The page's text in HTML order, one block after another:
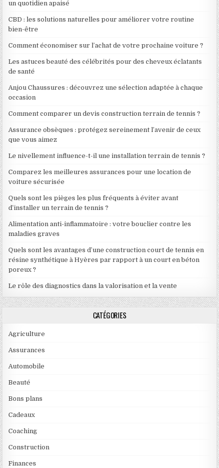
un quotidien apaisé
CBD : les solutions naturelles pour améliorer votre routine
bien-être
Comment économiser sur l’achat de votre prochaine voiture ?
Les astuces beauté des célébrités pour des cheveux éclatants
de santé
Anjou Chaussures : découvrez une sélection adaptée à chaque
occasion
Comment comparer un devis construction terrain de tennis ?
Assurance obsèques : protégez sereinement l’avenir de ceux
que vous aimez
Le nivellement influence-t-il une installation terrain de tennis ?
Comparez les meilleures assurances pour une location de
voiture sécurisée
Quels sont les pièges les plus fréquents à éviter avant
d’installer un terrain de tennis ?
Alimentation anti-inflammatoire : votre bouclier contre les
maladies graves
Quels sont les avantages d’une construction court de tennis en
résine synthétique à Hyères par rapport à un court en béton
poreux ?
Le rôle des diagnostics dans la valorisation et la vente
CATÉGORIES
Agriculture
Assurances
Automobile
Beauté
Bons plans
Cadeaux
Coaching
Construction
Finances